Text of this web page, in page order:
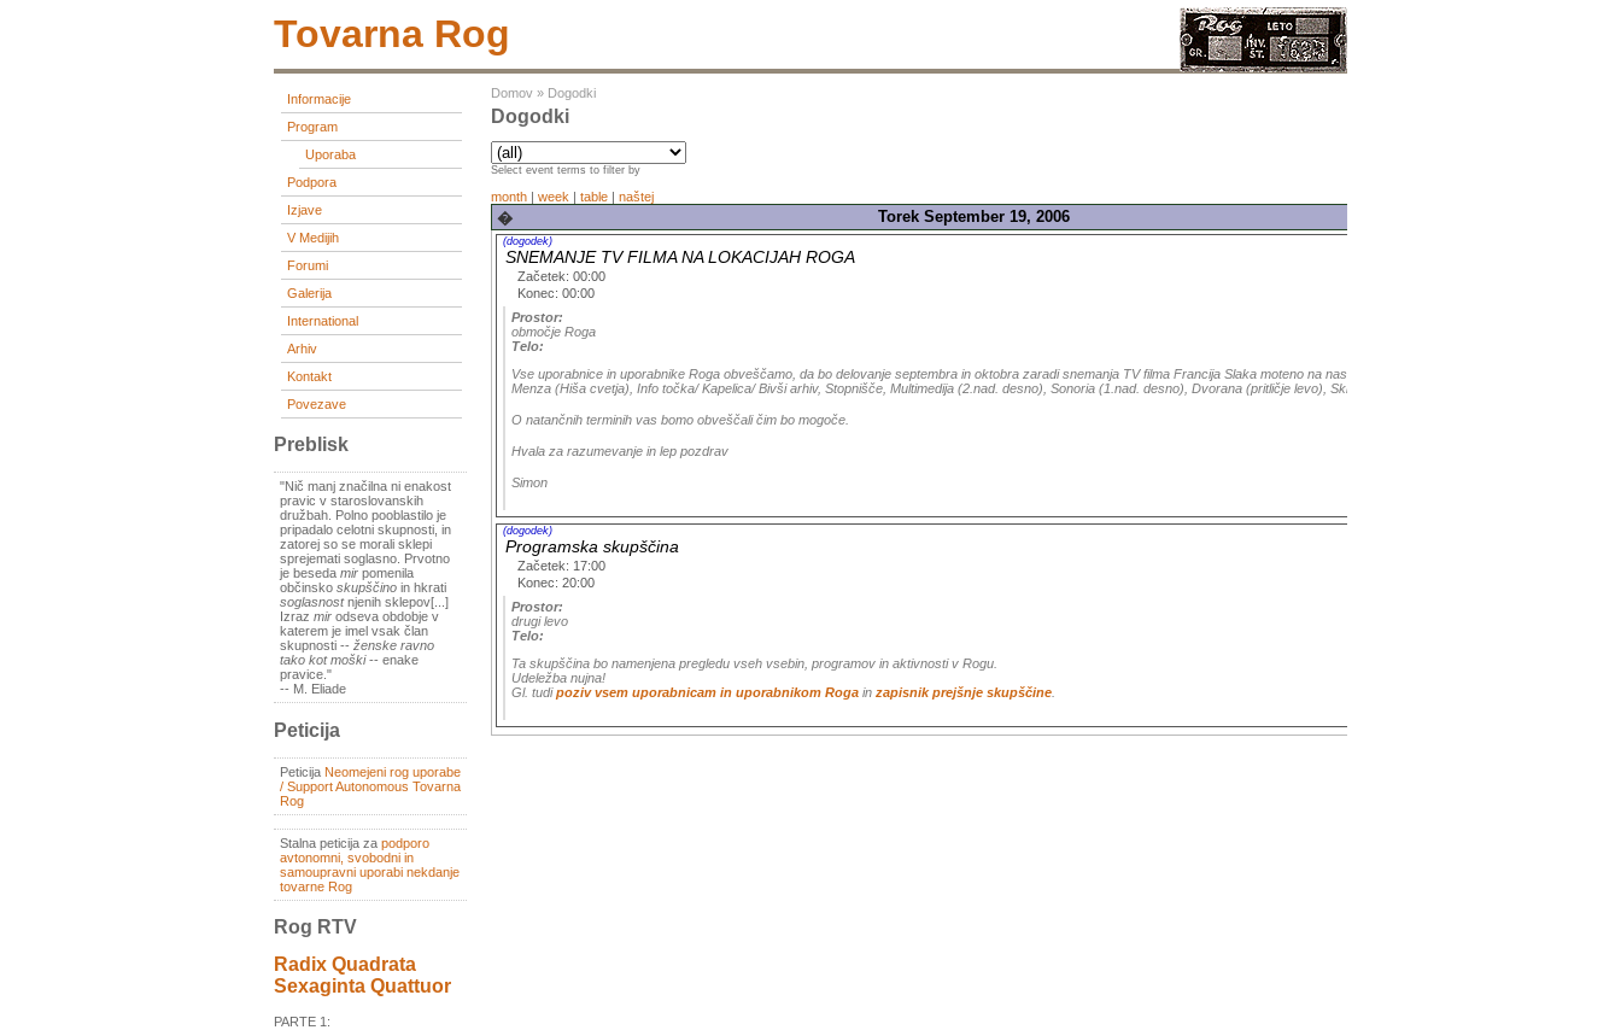
Tovarna Rog
Informacije
Program
Uporaba
Podpora
Izjave
V Medijih
Forumi
Galerija
International
Arhiv
Kontakt
Povezave
Preblisk
"Nič manj značilna ni enakost
pravic v staroslovanskih
družbah. Polno pooblastilo je
pripadalo celotni skupnosti, in
zatorej so se morali sklepi
sprejemati soglasno. Prvotno
je beseda mir pomenila
občinsko skupščino in hkrati
soglasnostnjenih sklepov[...]
Izraz mir odseva obdobje v
katerem je imel vsak član
skupnosti -- ženske ravno
tako kot moški-- enake
pravice."
-- M. Eliade
Peticija
Peticija Neomejeni rog uporabe
/ Support Autonomous Tovarna
Rog
Stalna peticija za podporo
avtonomni, svobodni in
samoupravni uporabi nekdanje
tovarne Rog
Rog RTV
Radix Quadrata
Sexaginta Quattuor
PARTE 1:
Domov » Dogodki
Dogodki
Select event terms to filter by
month | week | table | naštej
� Torek September 19, 2006
(dogodek)
SNEMANJE TV FILMA NA LOKACIJAH ROGA
Začetek: 00:00
Konec: 00:00
Prostor:
območje Roga
Telo:
Vse uporabnice in uporabnike Roga obveščamo, da bo delovanje septembra in oktobra zaradi snemanja TV filma Francija Slaka moteno na naslednjih lokacijah:
Menza (Hiša cvetja), Info točka/ Kapelica/ Bivši arhiv, Stopnišče, Multimedija (2.nad. desno), Sonoria (1.nad. desno), Dvorana (pritličje levo), Skladišče 27;
O natančnih terminih vas bomo obveščali čim bo mogoče.
Hvala za razumevanje in lep pozdrav
Simon
(dogodek)
Programska skupščina
Začetek: 17:00
Konec: 20:00
Prostor:
drugi levo
Telo:
Ta skupščina bo namenjena pregledu vseh vsebin, programov in aktivnosti v Rogu.
Udeležba nujna!
Gl. tudipoziv vsem uporabnicam in uporabnikom Rogain zapisnik prejšnje skupščine.